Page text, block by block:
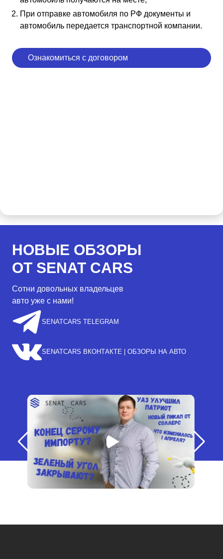
При отправке автомобиля по РФ документы и
автомобиль передается транспортной компании.
Ознакомиться с договором
НОВЫЕ ОБЗОРЫ
ОТ SENAT CARS
Сотни довольных владельцев
авто уже с нами!
SENATCARS TELEGRAM
SENATCARS ВКОНТАКТЕ | ОБЗОРЫ НА АВТО